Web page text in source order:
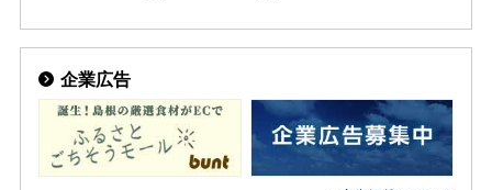
企業広告